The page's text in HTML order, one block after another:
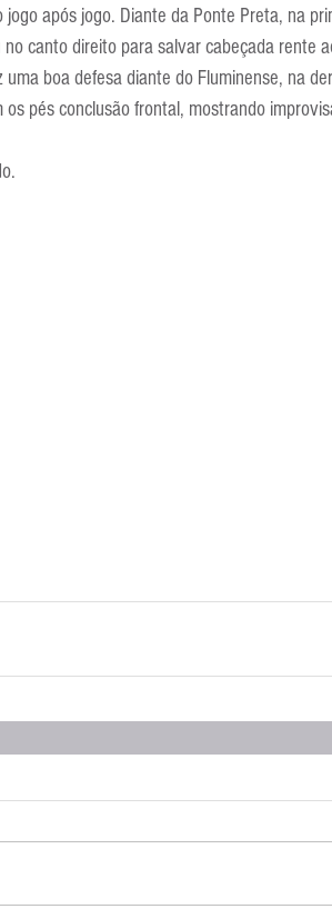
após jogo. Diante da Ponte Preta, na
canto direito para salvar cabeçada rente
boa defesa diante do Fluminense, na
pés conclusão frontal, mostrando